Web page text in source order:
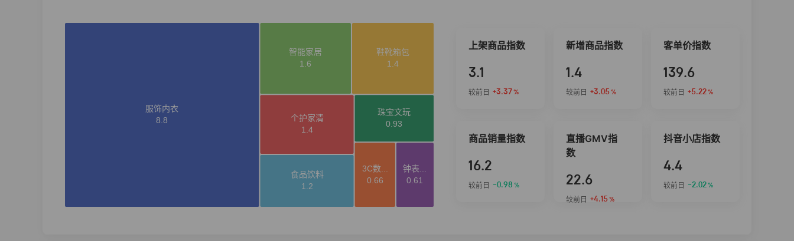
上架商品指数
3.1
较前日 +3.37%
新增商品指数
1.4
较前日 +3.05 %
客单价指数
139.6
较前日 +5.22%
商品销量指数
16.2
较前日 -0.98 %
直播GMV指
数
22.6
较前日 +4.15 %
抖音小店指数
4.4
较前日 -2.02%